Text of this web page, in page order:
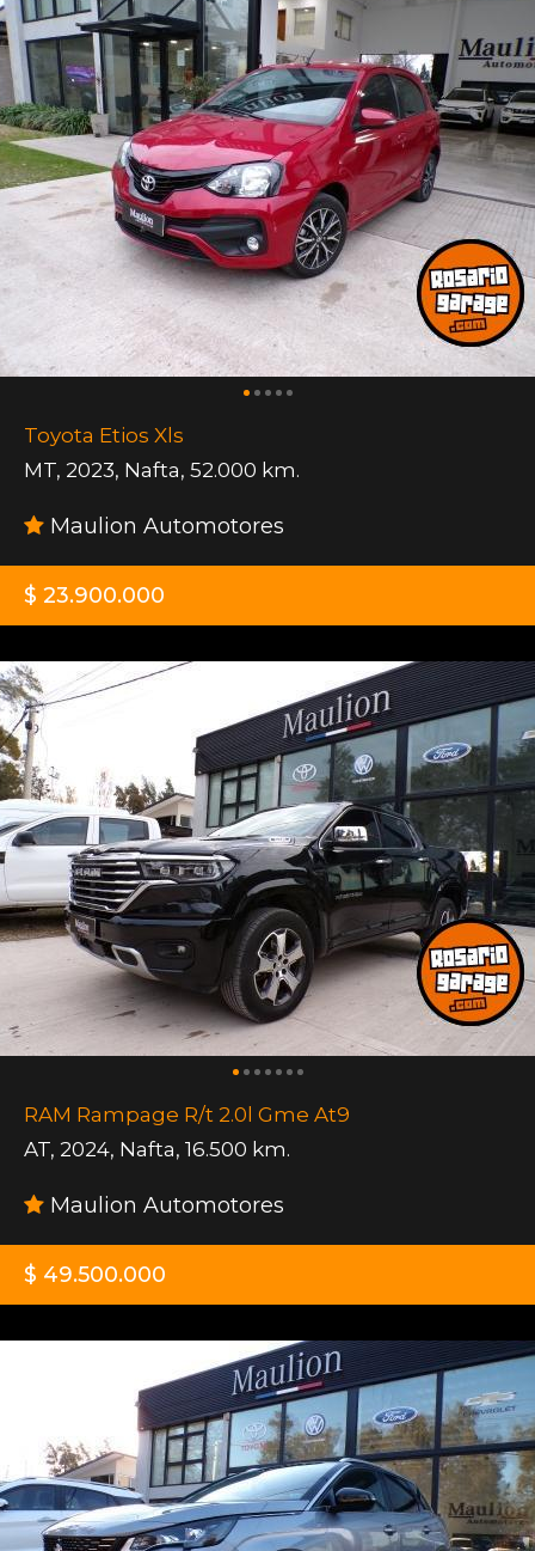
Toyota Etios Xls
MT, 2023, Nafta, 52.000 km.
Maulion Automotores
$ 23.900.000
RAM Rampage R/t 2.0l Gme At9
AT, 2024, Nafta, 16.500 km.
Maulion Automotores
$ 49.500.000